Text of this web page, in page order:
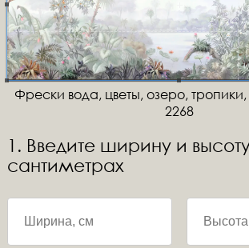
Фрески вода, цветы, озеро,
2268
1. Введите ширину и
сантиметрах